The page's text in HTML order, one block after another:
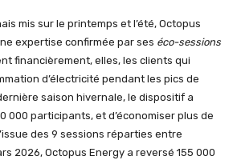
mis sur le printemps et l’été, Octopus
expertise confirmée par ses éco-sessions
financièrement, elles, les clients qui
d’électricité pendant les pics de
saison hivernale, le dispositif a
000 participants, et d’économiser plus de
des 9 sessions réparties entre
2026, Octopus Energy a reversé 155 000